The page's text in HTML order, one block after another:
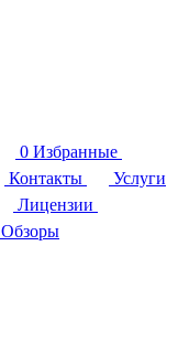
0 Избранные
Контакты
Услуги
Лицензии
Обзоры